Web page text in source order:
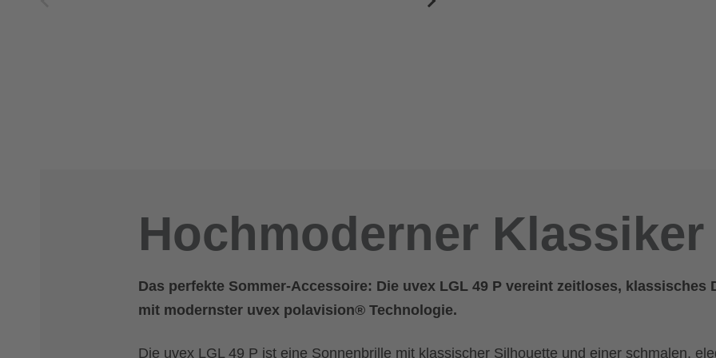
Hochmoderner Klassiker
Das perfekte Sommer-Accessoire: Die uvex LGL 49 P vereint zeitloses, klassisches
mit modernster uvex polavision® Technologie.
Die uvex LGL 49 P ist eine Sonnenbrille mit klassischer Silhouette und einer schmalen,